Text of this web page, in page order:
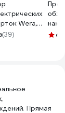
Wera,
(39) 4.5
Прямая